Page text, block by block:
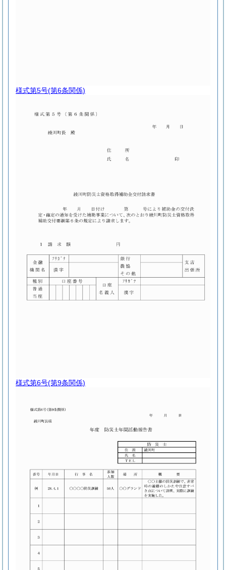
様式第5号(第6条関係)
様式第6号(第9条関係)